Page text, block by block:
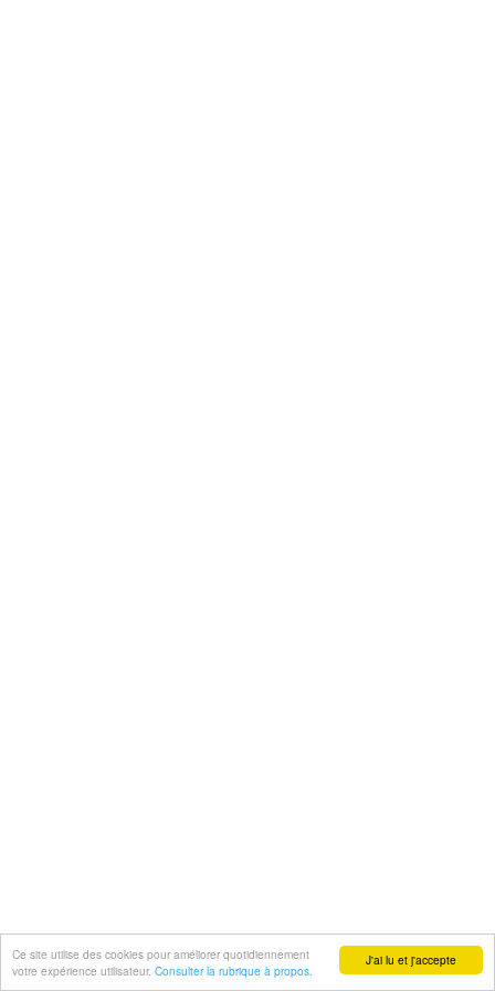
J'ai lu et j'accepte
Ce site utilise des cookies pour améliorer quotidiennement
votre expérience utilisateur. Consulter la rubrique à propos.